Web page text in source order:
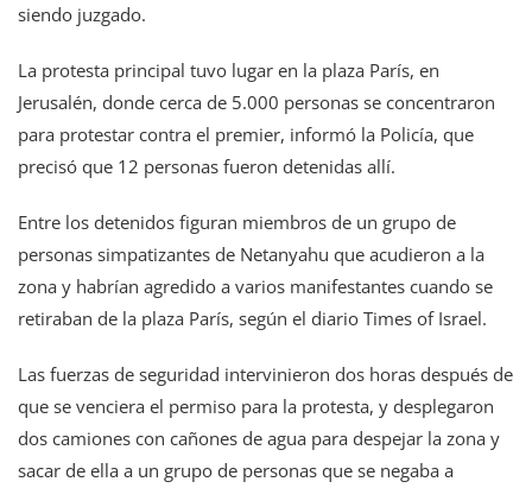
siendo juzgado.
La protesta principal tuvo lugar en la plaza París, en
Jerusalén, donde cerca de 5.000 personas se concentraron
para protestar contra el premier, informó la Policía, que
precisó que 12 personas fueron detenidas allí.
Entre los detenidos figuran miembros de un grupo de
personas simpatizantes de Netanyahu que acudieron a la
zona y habrían agredido a varios manifestantes cuando se
retiraban de la plaza París, según el diario Times of Israel.
Las fuerzas de seguridad intervinieron dos horas después de
que se venciera el permiso para la protesta, y desplegaron
dos camiones con cañones de agua para despejar la zona y
sacar de ella a un grupo de personas que se negaba a